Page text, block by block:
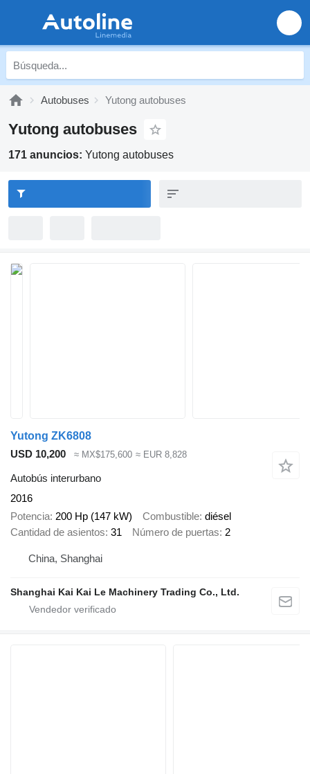
Autobuses Yutong autobuses
Yutong autobuses
171 anuncios: Yutong autobuses
Yutong ZK6808
USD 10,200
≈ MX$175,600 ≈ EUR 8,828
Autobús interurbano
2016
Potencia 200 Hp (147 kW) Combustible diésel
Cantidad de asientos 31 Número de puertas 2
China, Shanghai
Shanghai Kai Kai Le Machinery Trading Co., Ltd.